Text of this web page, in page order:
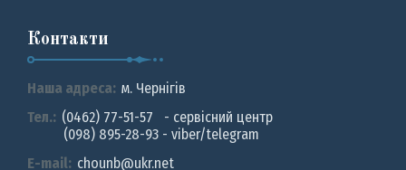
Контакти
Наша адреса: м. Чернiгiв
Тел.: (0462) 77-51-57 - сервісний центр
(098) 895-28-93 - viber/telegram
E-mail: chounb@ukr.net